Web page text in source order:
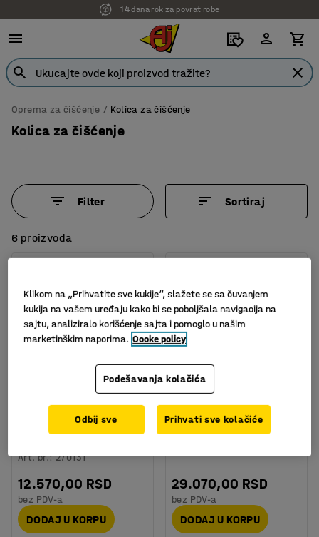
14 dana rok za povrat robe
Oprema za čišćenje Kolica za čišćenje
Kolica za čišćenje
Filter Sortiraj
6 proizvoda
Kolica za čišćenje MOVE,
5 fioka, 1040x460x910
Art. br.:270131
12.570,00 RSD
bez PDV-a
DODAJ U KORPU
Kolica za čišćenje
29.070,00 RSD
bez PDV-a
DODAJ U KORPU
Klikom na „Prihvatite sve kukije“, slažete se sa čuvanjem
kukija na vašem uređaju kako bi se poboljšala navigacija na
sajtu, analiziralo korišćenje sajta i pomoglo u našim
marketinškim naporima. Cooke policy
Podešavanja kolačića
Odbij sve Prihvati sve kolačiće